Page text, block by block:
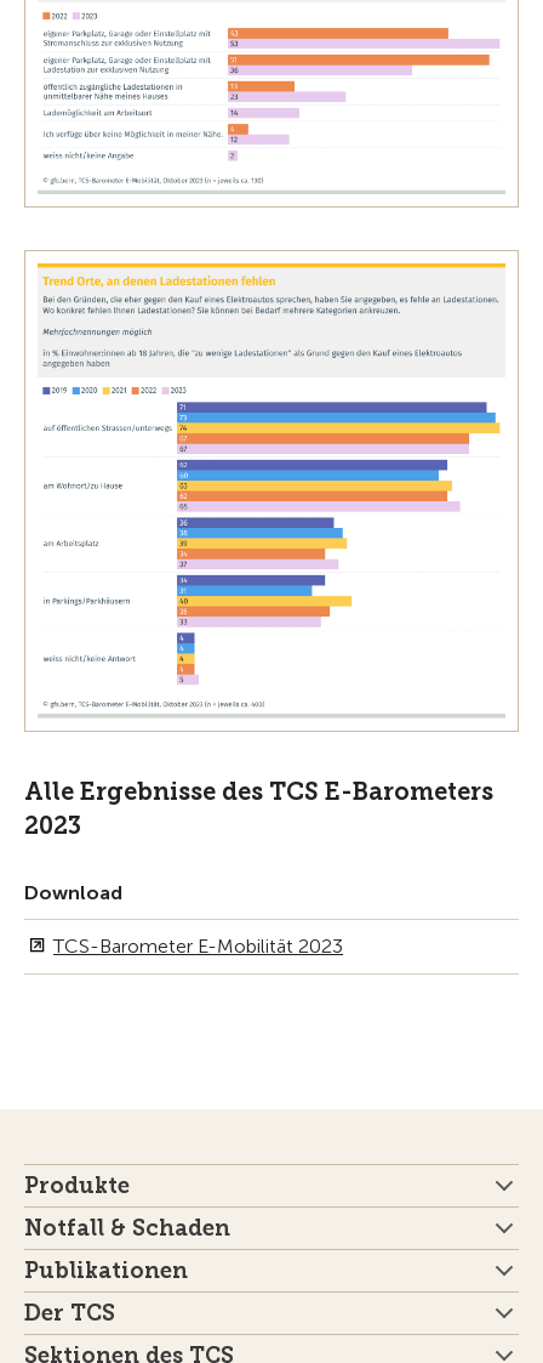
Alle Ergebnisse des TCS E-Barometers
2023
Download
TCS-Barometer E-Mobilität 2023
Produkte
Notfall & Schaden
Publikationen
Der TCS
Sektionen des TCS